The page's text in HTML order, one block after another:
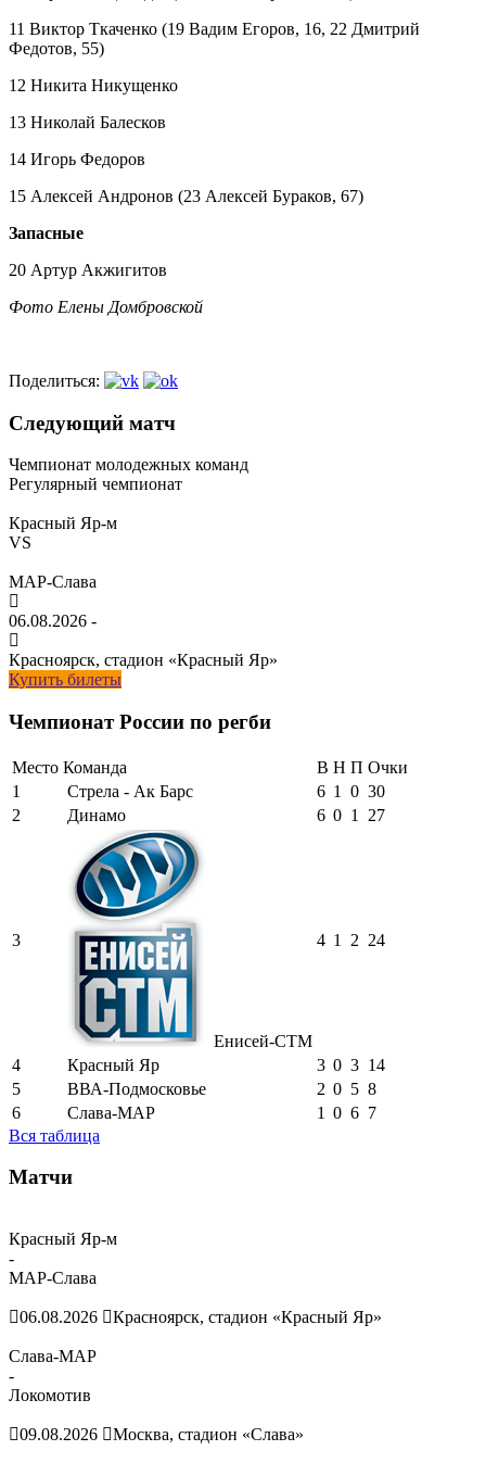
11 Виктор Ткаченко (19 Вадим Егоров, 16, 22 Дмитрий
Федотов, 55)
12 Никита Никущенко
13 Николай Балесков
14 Игорь Федоров
15 Алексей Андронов (23 Алексей Бураков, 67)
Запасные
20 Артур Акжигитов
Фото Елены Домбровской
Поделиться:
Следующий матч
Чемпионат молодежных команд
Регулярный чемпионат
Красный Яр-м
VS
МАР-Слава
06.08.2026 -
Красноярск, стадион «Красный Яр»
Купить билеты
Чемпионат России по регби
Место Команда В Н П Очки
1
Стрела - Ак Барс 6 1 0 30
2
Динамо 6 0 1 27
3
Енисей-СТМ
4 1 2 24
4 Красный Яр 3 0 3 14
5
ВВА-Подмосковье 2 0 5 8
6
Слава-МАР 1 0 6 7
Вся таблица
Матчи
Красный Яр-м
-
МАР-Слава
06.08.2026 Красноярск, стадион «Красный Яр»
Слава-МАР
-
Локомотив
09.08.2026 Москва, стадион «Слава»